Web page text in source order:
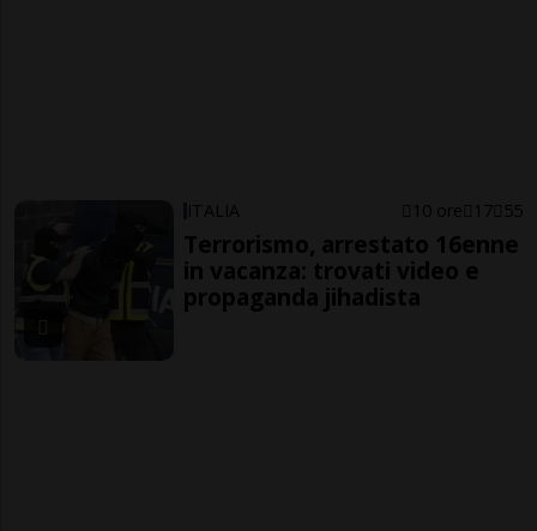
ITALIA 10 ore 17 55
Terrorismo, arrestato 16enne
in vacanza: trovati video e
propaganda jihadista